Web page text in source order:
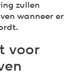
zullen
wanneer er
voor